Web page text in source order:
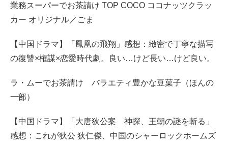
業務スーパーでお茶請け TOP COCO ココナッツクラッ
カー オリジナル／ごま
【中国ドラマ】「鳳凰の飛翔」感想：緻密で丁寧な描写
の復讐×権謀×恋愛時代劇。良い…けど長い…けど良い。
ラ・ムーでお茶請け バラエティ豊かな豆菓子（ほんの
一部）
【中国ドラマ】「大唐狄公案 神探、王朝の謎を斬る」
感想：これが狄公 狄仁傑、中国のシャーロックホームズ